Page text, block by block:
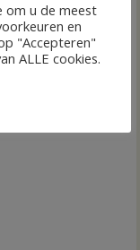
om u de meest
en
"Accepteren"
ALLE cookies.